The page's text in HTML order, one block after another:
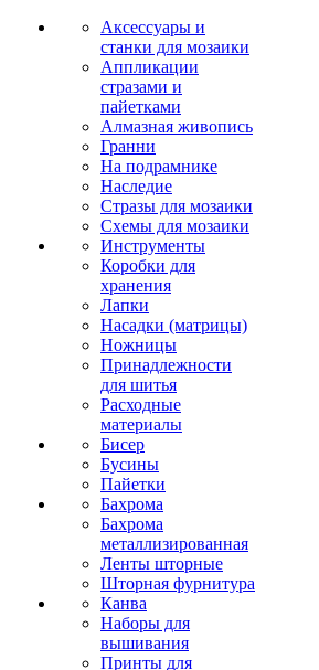
Аксессуары и
станки для мозаики
Аппликации
стразами и
пайетками
Алмазная живопись
Гранни
На подрамнике
Наследие
Стразы для мозаики
Схемы для мозаики
Инструменты
Коробки для
хранения
Лапки
Насадки (матрицы)
Ножницы
Принадлежности
для шитья
Расходные
материалы
Бисер
Бусины
Пайетки
Бахрома
Бахрома
металлизированная
Ленты шторные
Шторная фурнитура
Канва
Наборы для
вышивания
Принты для